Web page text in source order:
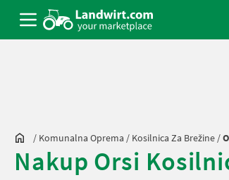
/ Komunalna Oprema / Kosilnica Za Brežine /
Nakup Orsi